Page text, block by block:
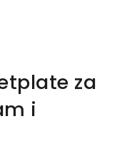
za
i